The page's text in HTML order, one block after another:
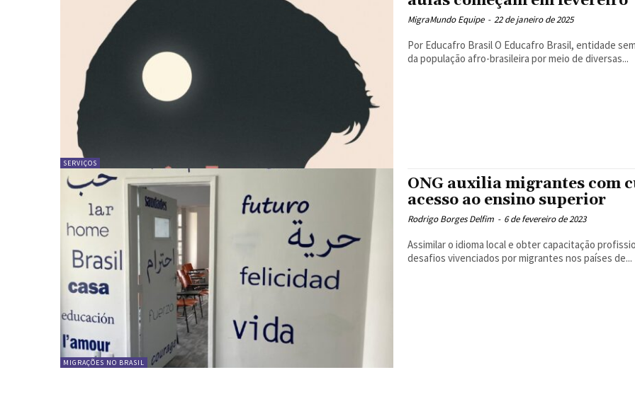
SERVIÇOS
MigraMundo Equipe - 22 de janeiro de 2025
Por Educafro Brasil O Educafro Brasil, entidade sem fins lucrativos que tem a missão de promover a inclusão
da população afro-brasileira por meio de diversas...
MIGRAÇÕES NO BRASIL
ONG auxilia migrantes com
acesso ao ensino superior
Rodrigo Borges Delfim - 6 de fevereiro de 2023
Assimilar o idioma local e obter capacitação
desafios vivenciados por migrantes nos países de...